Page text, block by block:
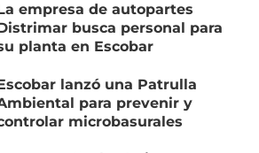
empresa de autopartes
busca personal para
planta en Escobar
lanzó una Patrulla
para prevenir y
microbasurales